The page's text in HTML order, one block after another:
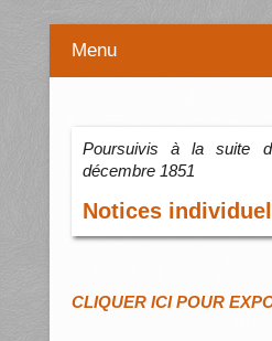
Menu
Poursuivis à la suite
décembre 1851
Notices
CLIQUER ICI POUR